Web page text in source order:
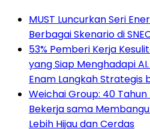
MUST Luncurkan Seri
Berbagai Skenario di
53% Pemberi Kerja
yang Siap Menghadapi
Enam Langkah Strategis
Weichai Group: 40
Bekerja sama
Lebih Hijau dan Cerdas